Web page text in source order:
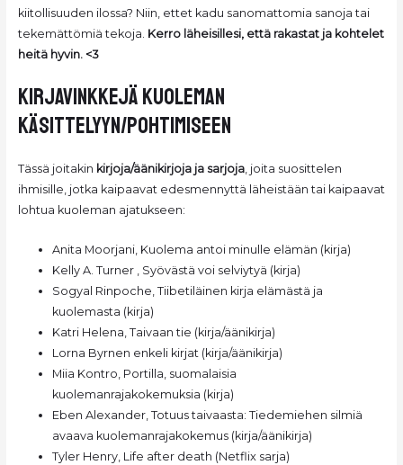
kiitollisuuden ilossa? Niin, ettet kadu sanomattomia sanoja tai
tekemättömiä tekoja. Kerro läheisillesi, että rakastat ja kohtelet
heitä hyvin. <3
kirjavinkkejä kuoleman
käsittelyyn/pohtimiseen
Tässä joitakin kirjoja/äänikirjoja ja sarjoja, joita suosittelen
ihmisille, jotka kaipaavat edesmennyttä läheistään tai kaipaavat
lohtua kuoleman ajatukseen:
Anita Moorjani, Kuolema antoi minulle elämän (kirja)
Kelly A. Turner , Syövästä voi selviytyä (kirja)
Sogyal Rinpoche, Tiibetiläinen kirja elämästä ja
kuolemasta (kirja)
Katri Helena, Taivaan tie (kirja/äänikirja)
Lorna Byrnen enkeli kirjat (kirja/äänikirja)
Miia Kontro, Portilla, suomalaisia
kuolemanrajakokemuksia (kirja)
Eben Alexander, Totuus taivaasta: Tiedemiehen silmiä
avaava kuolemanrajakokemus (kirja/äänikirja)
Tyler Henry, Life after death (Netflix sarja)